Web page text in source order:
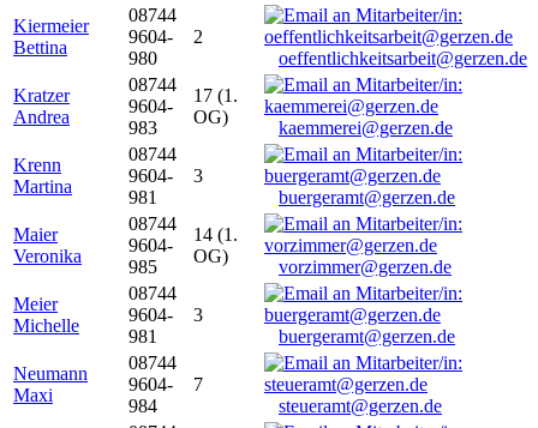
Kiermeier
Bettina
08744
9604-
980
2
oeffentlichkeitsarbeit@gerzen.de
Kratzer
Andrea
08744
9604-
983
17 (1.
OG)
kaemmerei@gerzen.de
Krenn
Martina
08744
9604-
981
3
buergeramt@gerzen.de
Maier
Veronika
08744
9604-
985
14 (1.
OG)
vorzimmer@gerzen.de
Meier
Michelle
08744
9604-
981
3
buergeramt@gerzen.de
Neumann
Maxi
08744
9604-
984
7
steueramt@gerzen.de